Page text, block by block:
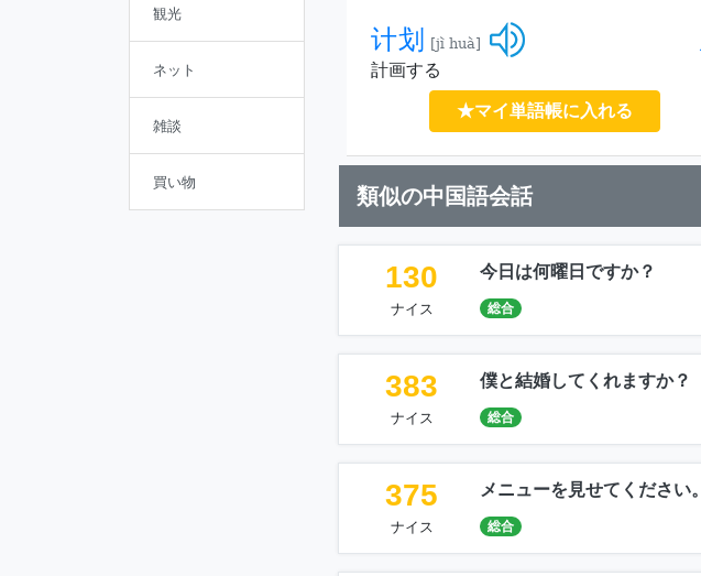
観光
ネット
雑談
買い物
计划 [jì huà]
計画する
★マイ単語帳に入れる
類似の中国語会話
130
ナイス
今日は何曜日ですか？
総合
383
ナイス
僕と結婚してくれますか？
総合
375
ナイス
メニューを見せてください。
総合